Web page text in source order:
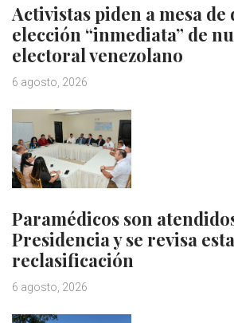
Activistas piden a mesa de
elección “inmediata” de
electoral venezolano
6 agosto, 2026
Paramédicos son
Presidencia y se revisa
reclasificación
6 agosto, 2026